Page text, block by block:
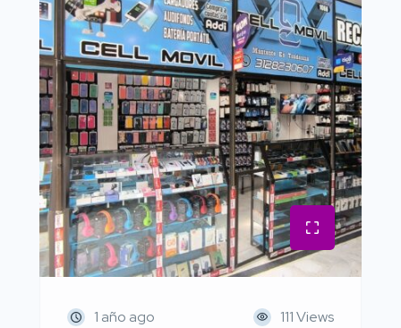
1 año ago 111 Views